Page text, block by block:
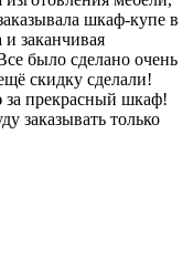
шкаф-купе в
заканчивая
было сделано очень
скидку сделали!
за прекрасный шкаф!
заказывать только